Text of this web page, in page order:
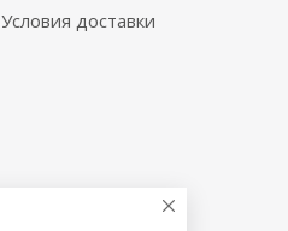
Условия доставки